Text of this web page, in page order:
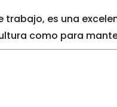
es una
como para